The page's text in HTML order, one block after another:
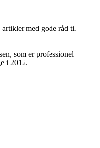
med gode råd til
som er professionel
i 2012.